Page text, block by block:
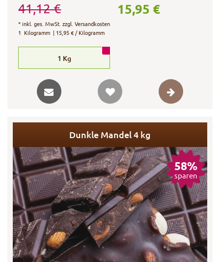
41,12 € 15,95 €
*inkl. ges. MwSt. zzgl.Versandkosten
1 Kilogramm | 15,95 € / Kilogramm
1 Kg
Dunkle Mandel 4 kg
58%
sparen